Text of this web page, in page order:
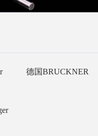
德国BRUCKNER